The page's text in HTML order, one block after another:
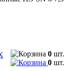
0 шт.
0 шт.